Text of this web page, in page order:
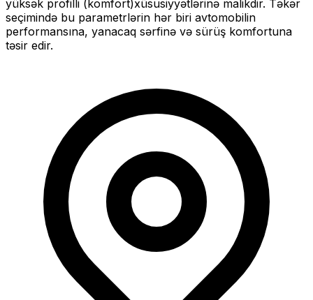
yüksək profilli (komfort)xüsusiyyətlərinə malikdir. Təkər
seçimində bu parametrlərin hər biri avtomobilin
performansına, yanacaq sərfinə və sürüş komfortuna
təsir edir.